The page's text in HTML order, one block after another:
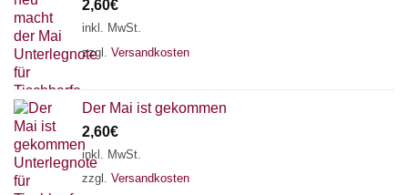
2,60€
inkl. MwSt.
zzgl. Versandkosten
Der Mai ist gekommen
2,60€
inkl. MwSt.
zzgl. Versandkosten